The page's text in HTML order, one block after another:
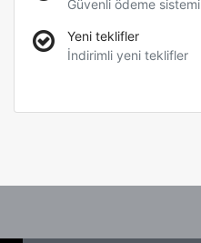
Güvenli ödeme sistemi
Yeni teklifler
İndirimli yeni teklifler